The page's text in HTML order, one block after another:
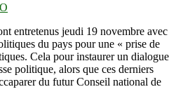
entretenus jeudi 19 novembre avec
du pays pour une « prise de
Cela pour instaurer un dialogue
politique, alors que ces derniers
du futur Conseil national de